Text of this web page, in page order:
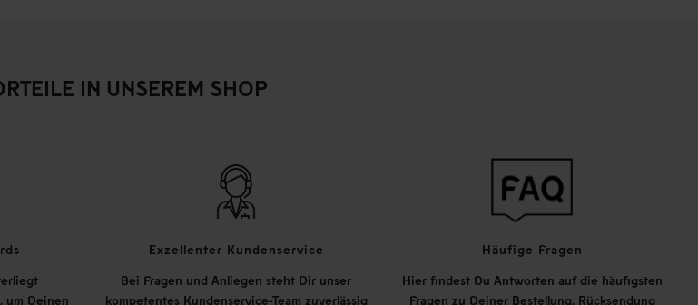
IN UNSEREM SHOP
um Deinen
Exzellenter Kundenservice
Bei Fragen und Anliegen steht Dir unser
kompetentes Kundenservice-Team zuverlässig
Häufige Fragen
Hier findest Du Antworten auf die häufigsten
Fragen zu Deiner Bestellung, Rücksendung